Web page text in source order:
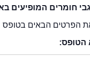
חומרים המופיעים
הפרטים הבאים בטופס